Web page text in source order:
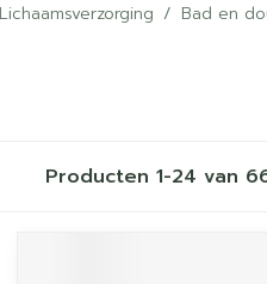
Lichaamsverzorging / Bad en
Producten 1-24 van